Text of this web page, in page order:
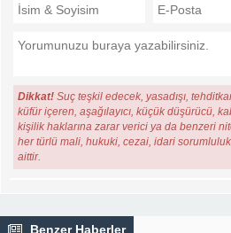
Dikkat! Suç teşkil edecek, yasadışı,
küfür içeren, aşağılayıcı, küçük düşürücü,
kişilik haklarına zarar verici ya da benzeri
her türlü mali, hukuki, cezai, idari
aittir.
Benzer Haberler